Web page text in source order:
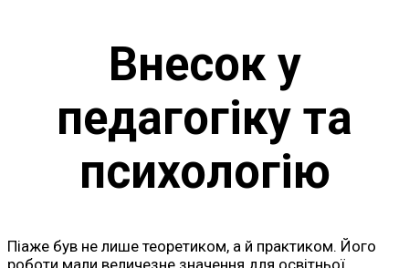
Внесок у
педагогіку та
психологію
Піаже був не лише теоретиком, а й практиком. Його